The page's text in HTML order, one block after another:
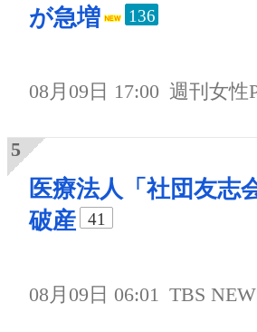
が急増
136
08月09日 17:00 週刊女性
医療法人「社団友志
破産
41
08月09日 06:01 TBS